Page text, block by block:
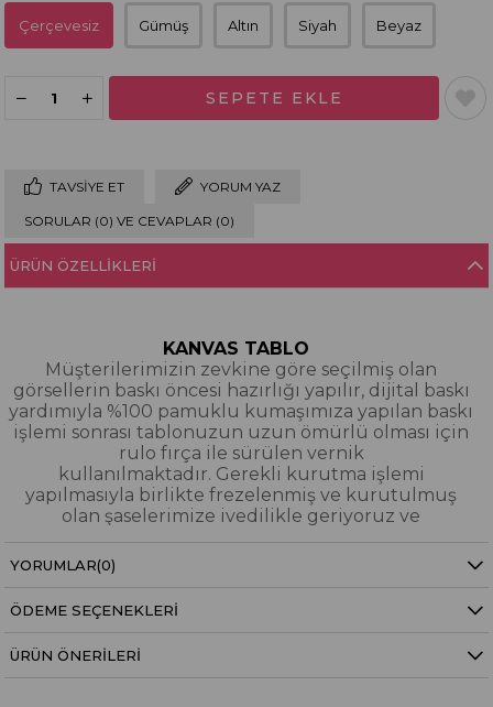
Çerçevesiz Gümüş Altın Siyah Beyaz
TAVSIYE ET YORUM YAZ
SORULAR (0) VE CEVAPLAR (0)
ÜRÜN ÖZELLIKLERI
KANVAS TABLO
Müşterilerimizin zevkine göre seçilmiş olan
görsellerin baskı öncesi hazırlığı yapılır, dijital baskı
yardımıyla %100 pamuklu kumaşımıza yapılan baskı
işlemi sonrası tablonuzun uzun ömürlü olması için
rulo fırça ile sürülen vernik
kullanılmaktadır. Gerekli kurutma işlemi
yapılmasıyla birlikte frezelenmiş ve kurutulmuş
olan şaselerimize ivedilikle geriyoruz ve
paketleyerek tarafınıza gönderiyoruz.
YAĞLI BOYA & SİM DOKULU TABLO
dijital baskı alınıp hazırlanarak üzerine spatula
eşliğinde boya dokunuşları / sim işlemeleri kısmi
YORUMLAR(0)
ÖDEME SEÇENEKLERI
ÜRÜN ÖNERILERI